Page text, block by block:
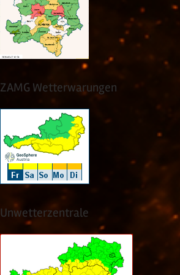
ZAMG Wetterwarungen
Unwetterzentrale